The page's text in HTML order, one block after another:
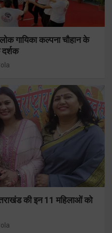
गायिका कल्पना चौहान के
की इन 11 महिलाओं को